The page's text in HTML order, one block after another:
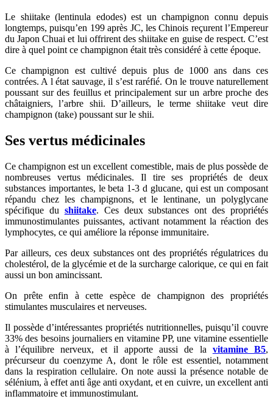
Le shiitake (lentinula edodes) est un champignon connu depuis
longtemps, puisqu’en 199 après JC, les Chinois reçurent l’Empereur
du Japon Chuai et lui offrirent des shiitake en guise de respect. C’est
dire à quel point ce champignon était très considéré à cette époque.
Ce champignon est cultivé depuis plus de 1000 ans dans ces
contrées. A l état sauvage, il s’est raréfié. On le trouve naturellement
poussant sur des feuillus et principalement sur un arbre proche des
châtaigniers, l’arbre shii. D’ailleurs, le terme shiitake veut dire
champignon (take) poussant sur le shii.
Ses vertus médicinales
Ce champignon est un excellent comestible, mais de plus possède de
nombreuses vertus médicinales. Il tire ses propriétés de deux
substances importantes, le beta 1-3 d glucane, qui est un composant
répandu chez les champignons, et le lentinane, un polyglycane
spécifique du shiitake. Ces deux substances ont des propriétés
immunostimulantes puissantes, activant notamment la réaction des
lymphocytes, ce qui améliore la réponse immunitaire.
Par ailleurs, ces deux substances ont des propriétés régulatrices du
cholestérol, de la glycémie et de la surcharge calorique, ce qui en fait
aussi un bon amincissant.
On prête enfin à cette espèce de champignon des propriétés
stimulantes musculaires et nerveuses.
Il possède d’intéressantes propriétés nutritionnelles, puisqu’il couvre
33% des besoins journaliers en vitamine PP, une vitamine essentielle
à l’équilibre nerveux, et il apporte aussi de la vitamine B5,
précurseur du coenzyme A, dont le rôle est essentiel, notamment
dans la respiration cellulaire. On note aussi la présence notable de
sélénium, à effet anti âge anti oxydant, et en cuivre, un excellent anti
inflammatoire et immunostimulant.